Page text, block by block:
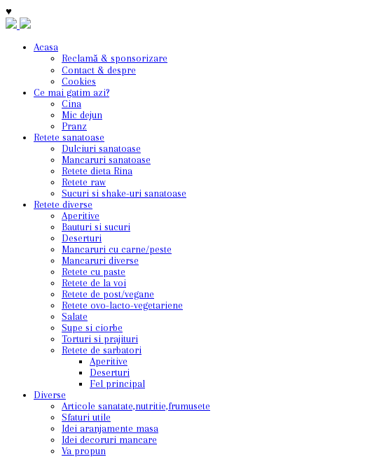
♥
Acasa
Reclamă & sponsorizare
Contact & despre
Cookies
Ce mai gatim azi?
Cina
Mic dejun
Pranz
Retete sanatoase
Dulciuri sanatoase
Mancaruri sanatoase
Retete dieta Rina
Retete raw
Sucuri si shake-uri sanatoase
Retete diverse
Aperitive
Bauturi si sucuri
Deserturi
Mancaruri cu carne/peste
Mancaruri diverse
Retete cu paste
Retete de la voi
Retete de post/vegane
Retete ovo-lacto-vegetariene
Salate
Supe si ciorbe
Torturi si prajituri
Retete de sarbatori
Aperitive
Deserturi
Fel principal
Diverse
Articole sanatate,nutritie,frumusete
Sfaturi utile
Idei aranjamente masa
Idei decoruri mancare
Va propun